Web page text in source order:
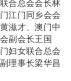
合总会会长林
江门同乡会会
滋才、澳门中
副会长王国
妇女联合总会
理事长梁华昌